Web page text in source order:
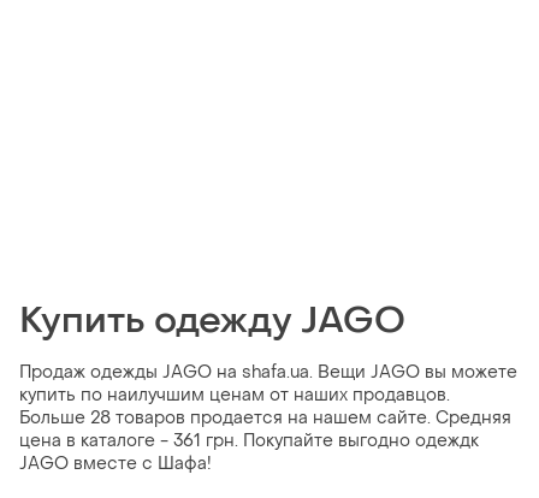
Купить одежду JAGO
Продаж одежды JAGO на shafa.ua. Вещи JAGO вы можете
купить по наилучшим ценам от наших продавцов.
Больше 28 товаров продается на нашем сайте. Средняя
цена в каталоге - 361 грн. Покупайте выгодно одеждк
JAGO вместе с Шафа!